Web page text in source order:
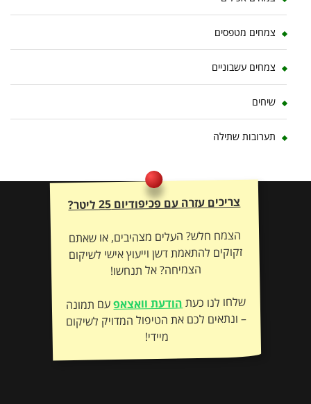
צמחים מטפסים
צמחים עשבוניים
שיחים
תערובות שתילה
צריכים עזרה עם פכיפודיום 25 ליטר?
הצמח חלש? העלים מצהיבים, או שאתם
זקוקים להתאמת דשן וייעוץ אישי לשיקום
הצמיחה? אל תנחשו!
שלחו לנו כעתהודעת וואצאפעם תמונה
– ונתאים לכם את הטיפול המדויק לשיקום
מיידי!